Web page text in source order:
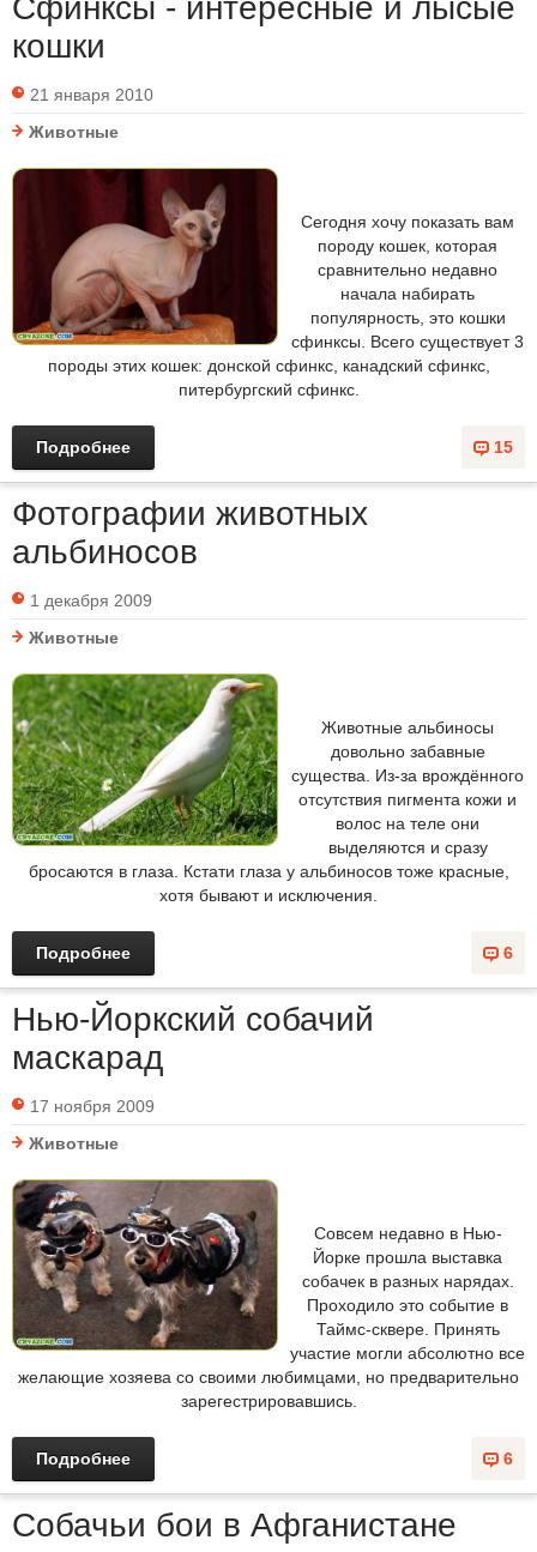
Сфинксы - интересные и лысые
кошки
21 января 2010
Животные
Сегодня хочу показать вам
породу кошек, которая
сравнительно недавно
начала набирать
популярность, это кошки
сфинксы. Всего существует 3
породы этих кошек: донской сфинкс, канадский сфинкс,
питербургский сфинкс.
15
Подробнее
Фотографии животных
альбиносов
1 декабря 2009
Животные
Животные альбиносы
довольно забавные
существа. Из-за врождённого
отсутствия пигмента кожи и
волос на теле они
выделяются и сразу
бросаются в глаза. Кстати глаза у альбиносов тоже красные,
хотя бывают и исключения.
6
Подробнее
Нью-Йоркский собачий
маскарад
17 ноября 2009
Животные
Совсем недавно в Нью-
Йорке прошла выставка
собачек в разных нарядах.
Проходило это событие в
Таймс-сквере. Принять
участие могли абсолютно все
желающие хозяева со своими любимцами, но предварительно
зарегестрировавшись.
6
Подробнее
Собачьи бои в Афганистане